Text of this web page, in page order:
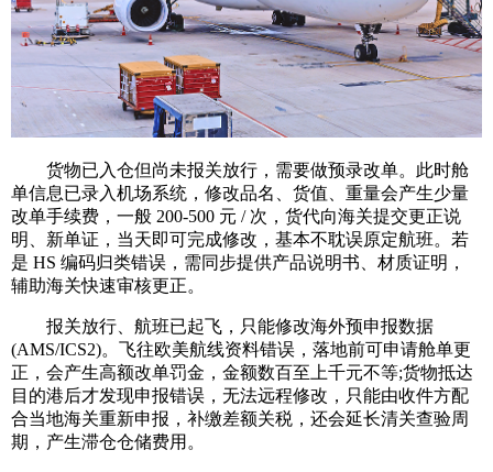
货物已入仓但尚未报关放行，需要做预录改单。此时舱
单信息已录入机场系统，修改品名、货值、重量会产生少量
改单手续费，一般 200-500 元 / 次，货代向海关提交更正说
明、新单证，当天即可完成修改，基本不耽误原定航班。若
是 HS 编码归类错误，需同步提供产品说明书、材质证明，
辅助海关快速审核更正。
报关放行、航班已起飞，只能修改海外预申报数据
(AMS/ICS2)。飞往欧美航线资料错误，落地前可申请舱单更
正，会产生高额改单罚金，金额数百至上千元不等;货物抵达
目的港后才发现申报错误，无法远程修改，只能由收件方配
合当地海关重新申报，补缴差额关税，还会延长清关查验周
期，产生滞仓仓储费用。